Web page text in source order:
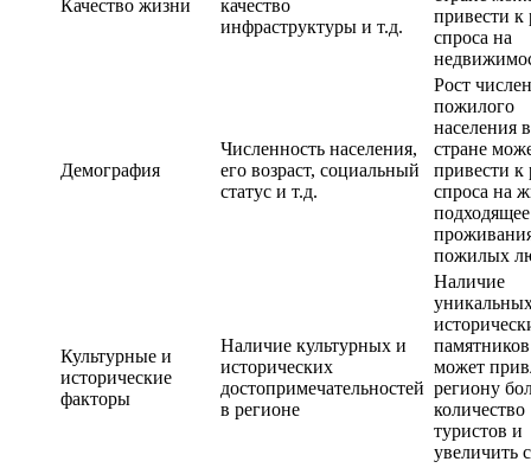
Качество жизни
качество
инфраструктуры и т.д.
привести к
спроса на
Демография
Численность населения,
его возраст, социальный
статус и т.д.
Рост
пожилого
населения в
стране
привести к
спроса на
пожилых
Культурные и
исторические
факторы
Наличие культурных и
исторических
достопримечательностей
в регионе
Наличие
памятников
может
региону
количество
туристов и
увеличить